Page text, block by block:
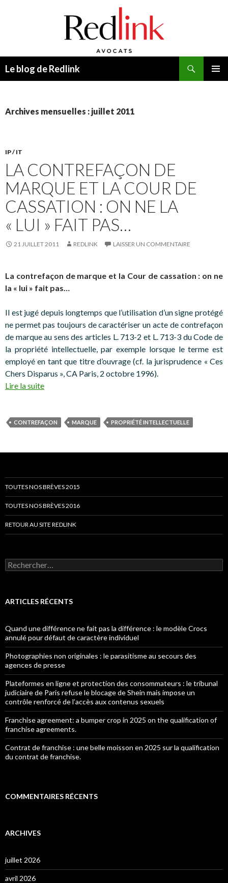
Le blog de Redlink
Archives mensuelles : juillet 2011
IP / IT
LA CONTREFAÇON DE
MARQUE ET LA COUR DE
CASSATION : ON NE LA
« LUI » FAIT PAS…
21 JUILLET 2011 REDLINK LAISSER UN COMMENTAIRE
La contrefaçon de marque et la Cour de cassation : on ne
la « lui » fait pas…
Il est jugé depuis longtemps que l’utilisation d’un signe protégé
ne permet pas toujours de caractériser un acte de contrefaçon
de marque au sens des articles L. 713-2 et L. 713-3 du Code de
la propriété intellectuelle, par exemple lorsque le terme est
employé en tant que titre d’ouvrage (cf. la jurisprudence « Ces
Chers Disparus », CA Paris, 2 octobre 1996).
Lire la suite
CONTREFAÇON MARQUE PROPRIÉTÉ INTELLECTUELLE
TOUTES NOS BRÈVES 2015
TOUTES NOS BRÈVES 2016
RETOUR AU SITE REDLINK
Rechercher :
ARTICLES RÉCENTS
Quand une différence ne fait pas la différence : le modèle Crocs
annulé pour défaut de caractère individuel
Photographies non originales : le parasitisme au secours des
agences de presse
Plateformes en ligne et protection des consommateurs : le tribunal
judiciaire de Paris refuse le blocage de Shein mais impose un
contrôle renforcé de l’accès aux contenus sexuels
Franchise agreement: a bumper crop in 2025 on the qualification of
franchise agreements.
Contrat de franchise : une belle moisson en 2025 sur la qualification
du contrat de franchise.
COMMENTAIRES RÉCENTS
ARCHIVES
juillet 2026
avril 2026